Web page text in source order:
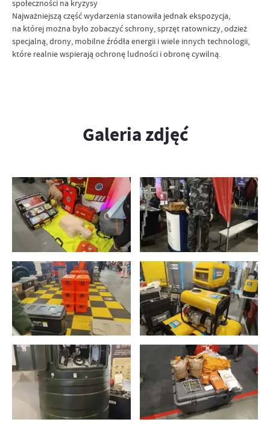
społeczności na kryzysy
Najważniejszą część wydarzenia stanowiła jednak ekspozycja,
na której można było zobaczyć schrony, sprzęt ratowniczy, odzież
specjalną, drony, mobilne źródła energii i wiele innych technologii,
które realnie wspierają ochronę ludności i obronę cywilną.
Galeria zdjęć